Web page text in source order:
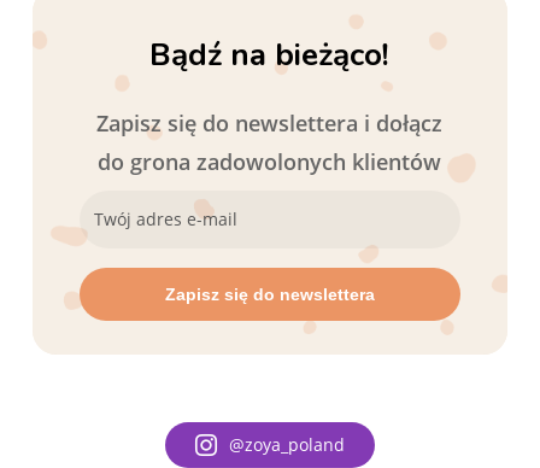
Bądź na bieżąco!
Zapisz się do newslettera i dołącz
do grona zadowolonych klientów
@zoya_poland